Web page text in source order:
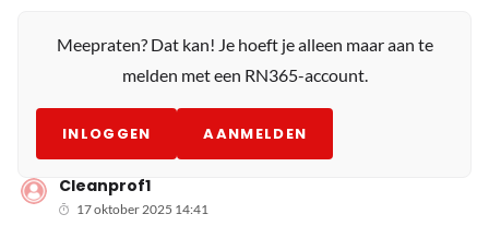
Meepraten? Dat kan! Je hoeft je alleen maar aan te
melden met een RN365-account.
INLOGGEN AANMELDEN
Cleanprof1
17 oktober 2025 14:41